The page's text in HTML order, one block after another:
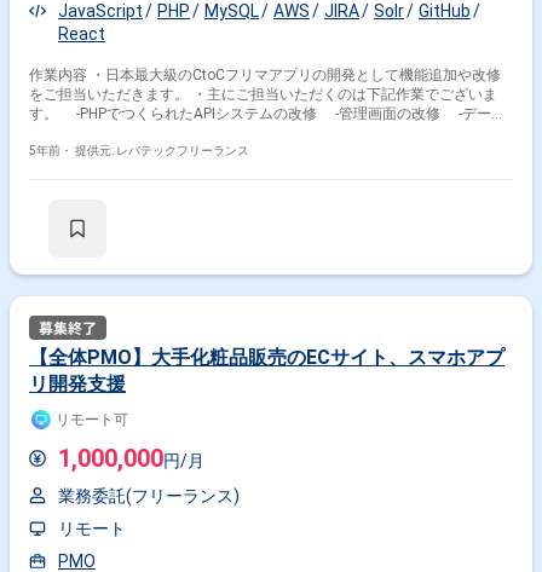
JavaScript
PHP MySQL AWS JIRA Solr
GitHub
React
作業内容 ・日本最大級のCtoCフリマアプリの開発として機能追加や改修
をご担当いただきます。 ・主にご担当いただくのは下記作業でございま
す。 -PHPでつくられたAPIシステムの改修 -管理画面の改修 -データ
変更
5年前・ 提供元: レバテックフリーランス
【全体PMO】大手化粧品販売のECサイト、スマホアプ
リ開発支援
リモート可
1,000,000円/月
業務委託(フリーランス)
リモート
PMO